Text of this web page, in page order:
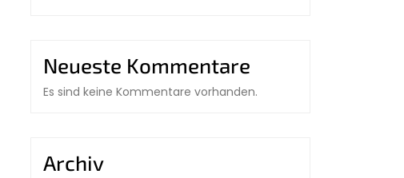
Neueste Kommentare
Es sind keine Kommentare vorhanden.
Archiv